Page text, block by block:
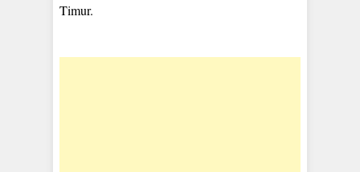
Timur.